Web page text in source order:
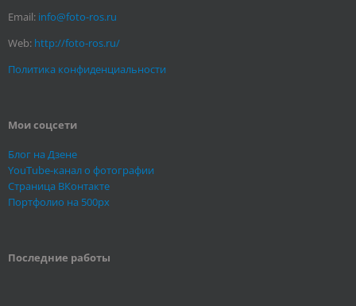
Email: info@foto-ros.ru
Web: http://foto-ros.ru/
Политика конфиденциальности
Мои соцсети
Блог на Дзене
YouTube-канал о фотографии
Страница ВКонтакте
Портфолио на 500px
Последние работы